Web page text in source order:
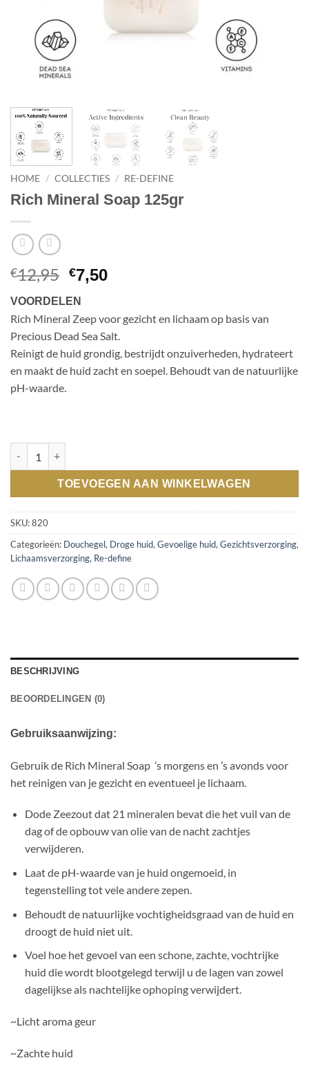
HOME / COLLECTIES / RE-DEFINE
Rich Mineral Soap 125gr
€12,95 Oorspronkelijke
was:
€12,95.
€7,50Huidige
€7,50.
VOORDELEN
Rich Mineral Zeep voor gezicht en lichaam op basis van
Precious Dead Sea Salt.
Reinigt de huid grondig, bestrijdt onzuiverheden, hydrateert
en maakt de huid zacht en soepel. Behoudt van de natuurlijke
pH-waarde.
TOEVOEGEN AAN WINKELWAGEN
SKU:820
Categorieën: Douchegel, Droge huid, Gevoelige huid, Gezichtsverzorging,
Lichaamsverzorging, Re-define
BESCHRIJVING
BEOORDELINGEN (0)
Gebruiksaanwijzing:
Gebruik de Rich Mineral Soap ’s morgens en ’s avonds voor
het reinigen van je gezicht en eventueel je lichaam.
Dode Zeezout dat 21 mineralen bevat die het vuil van de
dag of de opbouw van olie van de nacht zachtjes
verwijderen.
Laat de pH-waarde van je huid ongemoeid, in
tegenstelling tot vele andere zepen.
Behoudt de natuurlijke vochtigheidsgraad van de huid en
droogt de huid niet uit.
Voel hoe het gevoel van een schone, zachte, vochtrijke
huid die wordt blootgelegd terwijl u de lagen van zowel
dagelijkse als nachtelijke ophoping verwijdert.
~Licht aroma geur
~Zachte huid